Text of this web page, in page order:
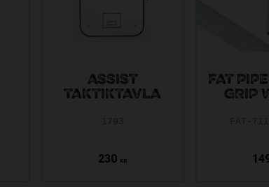
ASSIST
TAKTIKTAVLA
230 KR
FAT
GRIP